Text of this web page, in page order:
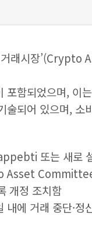
거래시장
포함되었으며, 이
되어 있으며, 소
또는 새
Committee
개정 조치함
내에 거래 중단·